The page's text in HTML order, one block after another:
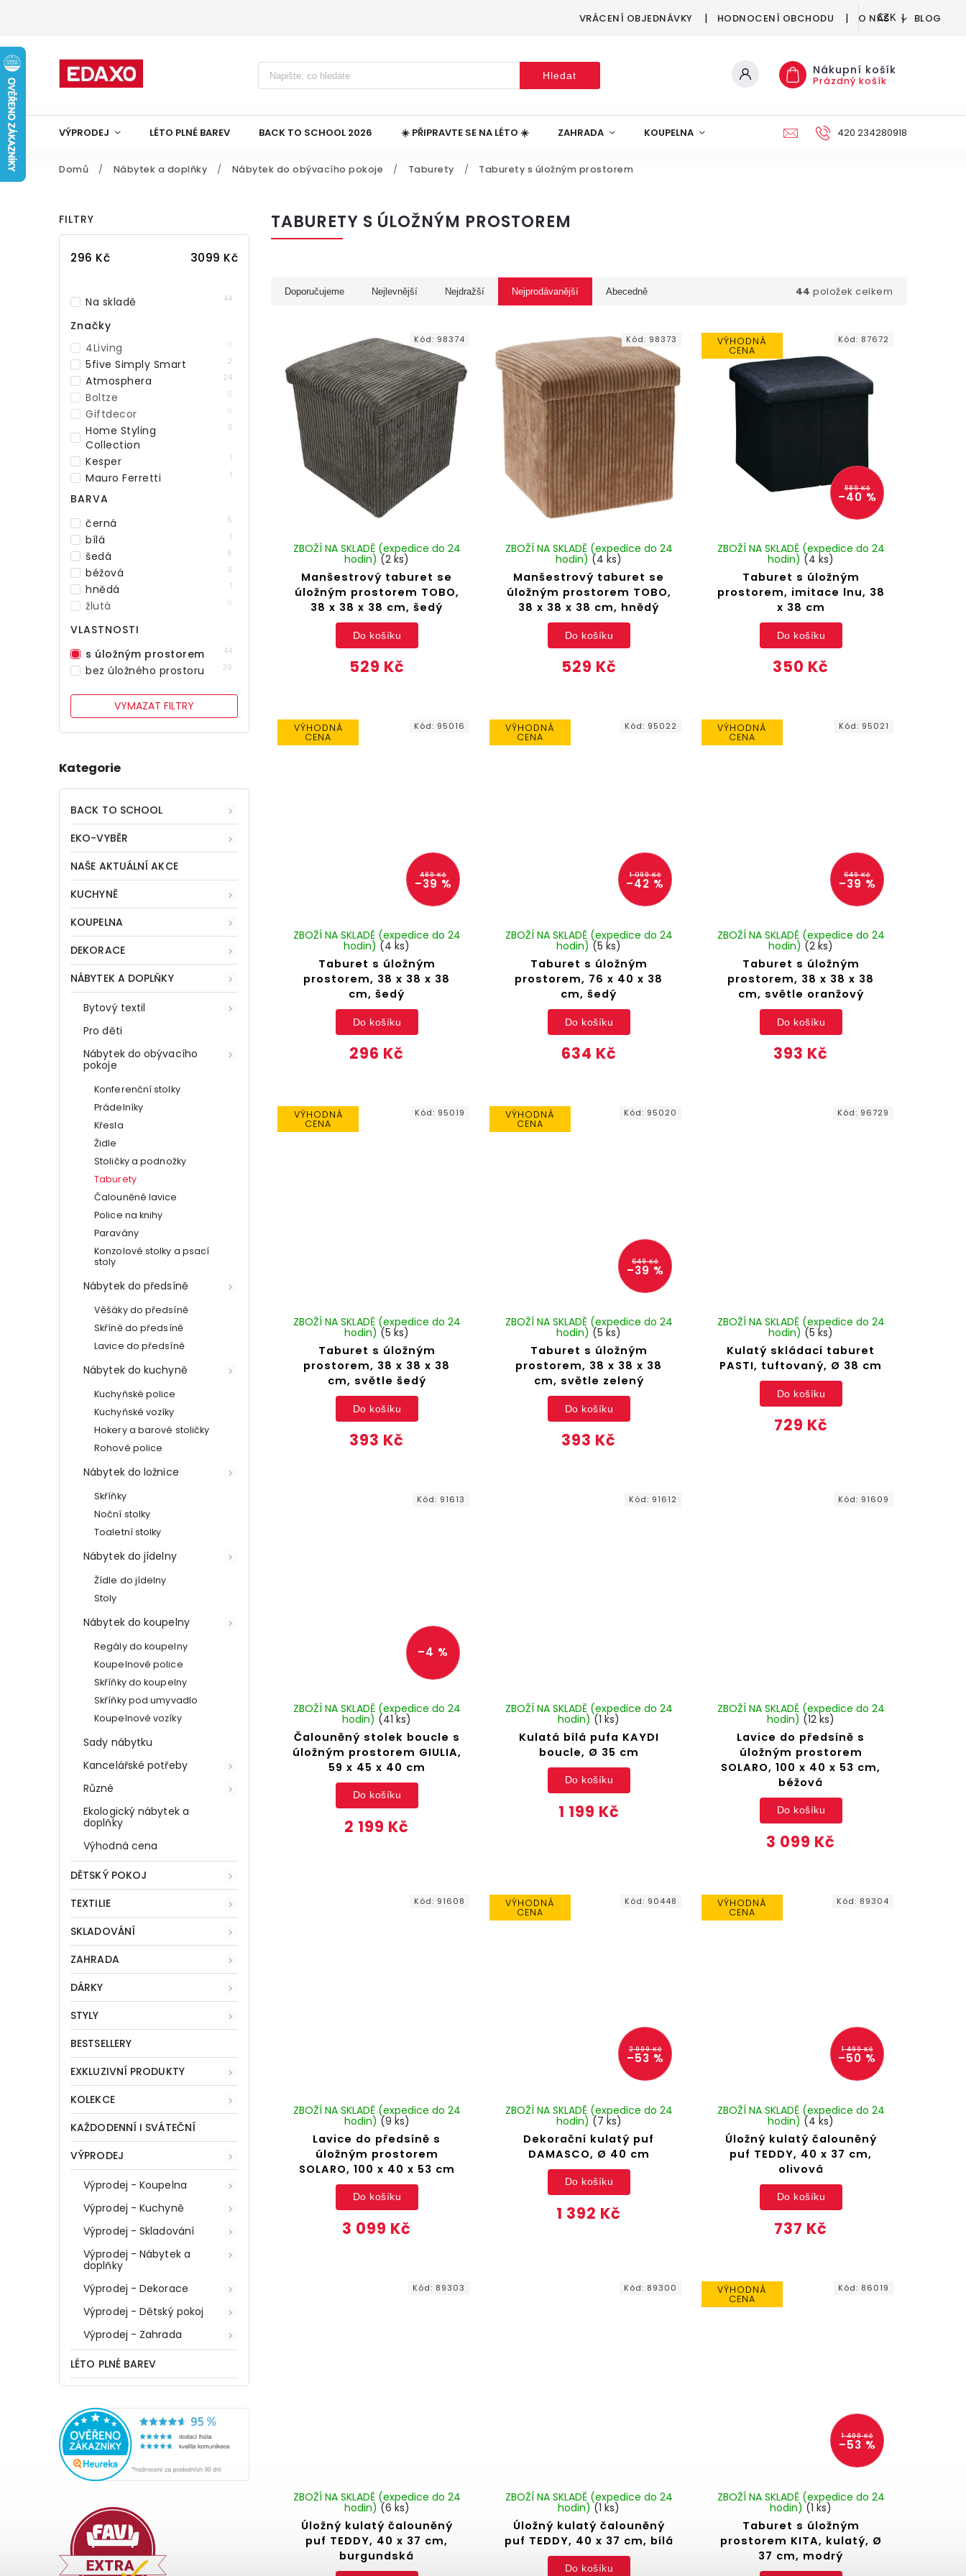
VRÁCENÍ OBJEDNÁVKY HODNOCENÍ OBCHODU O NÁS BLOG
CZK
Hledat Nákupní košík
Prázdný košík
VÝPRODEJ LÉTO PLNÉ BAREV BACK TO SCHOOL 2026 ☀️ PŘIPRAVTE SE NA LÉTO ☀️ ZAHRADA KOUPELNA DEKORACE
420 234280918
Domů / Nábytek a doplňky / Nábytek do obývacího pokoje / Taburety / Taburety s úložným prostorem
FILTRY
296 Kč 3099 Kč
Na skladě 44
Značky
4Living
0
5five Simply Smart 2
Atmosphera 24
Boltze 0
Giftdecor 0
Home Styling
Collection
3
Kesper 1
Mauro Ferretti 1
STOF
Today 0
Trends 4 You 0
Wenko 6
BARVA
černá
5
bílá 1
šedá 6
béžová 3
hnědá 1
žlutá 0
VLASTNOSTI
s úložným prostorem
44
bez úložného prostoru 39
VYMAZAT FILTRY
Kategorie
BACK TO SCHOOL
EKO-VYBĚR
NAŠE AKTUÁLNÍ AKCE
KUCHYNĚ
KOUPELNA
DEKORACE
NÁBYTEK A DOPLŇKY
Bytový textil
Pro děti
Nábytek do obývacího
pokoje
Konferenční stolky
Prádelníky
Křesla
Židle
Stoličky a podnožky
Taburety
Čalouněné lavice
Police na knihy
Paravány
Konzolové stolky a psací
stoly
Nábytek do předsíně
Věšáky do předsíně
Skříně do předsíně
Lavice do předsíně
Nábytek do kuchyně
Kuchyňské police
Kuchyňské vozíky
Hokery a barové stoličky
Rohové police
Nábytek do ložnice
Skříňky
Noční stolky
Toaletní stolky
Nábytek do jídelny
Žídle do jídelny
Stoly
Nábytek do koupelny
Regály do koupelny
Koupelnové police
Skříňky do koupelny
Skříňky pod umyvadlo
Koupelnové vozíky
Sady nábytku
Kancelářské potřeby
Různé
Ekologický nábytek a
doplňky
Výhodná cena
DĚTSKÝ POKOJ
TEXTILIE
SKLADOVÁNÍ
ZAHRADA
DÁRKY
STYLY
BESTSELLERY
EXKLUZIVNÍ PRODUKTY
KOLEKCE
KAŽDODENNÍ I SVÁTEČNÍ
VÝPRODEJ
Výprodej - Koupelna
Výprodej - Kuchyně
Výprodej - Skladování
Výprodej - Nábytek a
doplňky
Výprodej - Dekorace
Výprodej - Dětský pokoj
Výprodej - Zahrada
LÉTO PLNÉ BAREV
TABURETY S ÚLOŽNÝM PROSTOREM
Doporučujeme Nejlevnější Nejdražší Nejprodávanější Abecedně 44 položek celkem
Manšestrový taburet se
úložným prostorem TOBO,
38 x 38 x 38 cm, šedý
ZBOŽÍ NA SKLADĚ (expedice do 24
hodin) (2 ks)
529 Kč
Do košíku
Kód: 98374
Manšestrový taburet se
úložným prostorem TOBO,
38 x 38 x 38 cm, hnědý
ZBOŽÍ NA SKLADĚ (expedice do 24
hodin) (4 ks)
529 Kč
Do košíku
Kód: 98373 VÝHODNÁ
CENA
589 Kč
–40 %
Taburet s úložným
prostorem, imitace lnu, 38
x 38 cm
ZBOŽÍ NA SKLADĚ (expedice do 24
hodin) (4 ks)
350 Kč
Do košíku
Kód: 87672
VÝHODNÁ
CENA
489 Kč
–39 %
Taburet s úložným
prostorem, 38 x 38 x 38
cm, šedý
ZBOŽÍ NA SKLADĚ (expedice do 24
hodin) (4 ks)
296 Kč
Do košíku
Kód: 95016 VÝHODNÁ
CENA
1 099 Kč
–42 %
Taburet s úložným
prostorem, 76 x 40 x 38
cm, šedý
ZBOŽÍ NA SKLADĚ (expedice do 24
hodin) (5 ks)
634 Kč
Do košíku
Kód: 95022 VÝHODNÁ
CENA
649 Kč
–39 %
Taburet s úložným
prostorem, 38 x 38 x 38
cm, světle oranžový
ZBOŽÍ NA SKLADĚ (expedice do 24
hodin) (2 ks)
393 Kč
Do košíku
Kód: 95021
VÝHODNÁ
CENA
Taburet s úložným
prostorem, 38 x 38 x 38
cm, světle šedý
ZBOŽÍ NA SKLADĚ (expedice do 24
hodin) (5 ks)
393 Kč
Do košíku
Kód: 95019 VÝHODNÁ
CENA
649 Kč
–39 %
Taburet s úložným
prostorem, 38 x 38 x 38
cm, světle zelený
ZBOŽÍ NA SKLADĚ (expedice do 24
hodin) (5 ks)
393 Kč
Do košíku
Kód: 95020
Kulatý skládací taburet
PASTI, tuftovaný, Ø 38 cm
ZBOŽÍ NA SKLADĚ (expedice do 24
hodin) (5 ks)
729 Kč
Do košíku
Kód: 96729
–4 %
Čalouněný stolek boucle s
úložným prostorem GIULIA,
59 x 45 x 40 cm
ZBOŽÍ NA SKLADĚ (expedice do 24
hodin) (41 ks)
2 199 Kč
Do košíku
Kód: 91613
Kulatá bílá pufa KAYDI
boucle, Ø 35 cm
ZBOŽÍ NA SKLADĚ (expedice do 24
hodin)(1 ks)
1 199 Kč
Do košíku
Kód: 91612
Lavice do předsíně s
úložným prostorem
SOLARO, 100 x 40 x 53 cm,
béžová
ZBOŽÍ NA SKLADĚ (expedice do 24
hodin) (12 ks)
3 099 Kč
Do košíku
Kód: 91609
Lavice do předsíně s
úložným prostorem
SOLARO, 100 x 40 x 53 cm
ZBOŽÍ NA SKLADĚ (expedice do 24
hodin) (9 ks)
3 099 Kč
Do košíku
Kód: 91608 VÝHODNÁ
CENA
2 999 Kč
–53 %
Dekorační kulatý puf
DAMASCO, Ø 40 cm
ZBOŽÍ NA SKLADĚ (expedice do 24
hodin) (7 ks)
1 392 Kč
Do košíku
Kód: 90448 VÝHODNÁ
CENA
1 499 Kč
–50 %
Úložný kulatý čalouněný
puf TEDDY, 40 x 37 cm,
olivová
ZBOŽÍ NA SKLADĚ (expedice do 24
hodin) (4 ks)
737 Kč
Do košíku
Kód: 89304
Úložný kulatý čalouněný
puf TEDDY, 40 x 37 cm,
burgundská
ZBOŽÍ NA SKLADĚ (expedice do 24
hodin) (6 ks)
Kód: 89303
Úložný kulatý čalouněný
puf TEDDY, 40 x 37 cm, bílá
ZBOŽÍ NA SKLADĚ (expedice do 24
hodin)(1 ks)
Do košíku
Kód: 89300 VÝHODNÁ
CENA
1 499 Kč
–53 %
Taburet s úložným
prostorem KITA, kulatý, Ø
37 cm, modrý
ZBOŽÍ NA SKLADĚ (expedice do 24
hodin)(1 ks)
Kód: 86019